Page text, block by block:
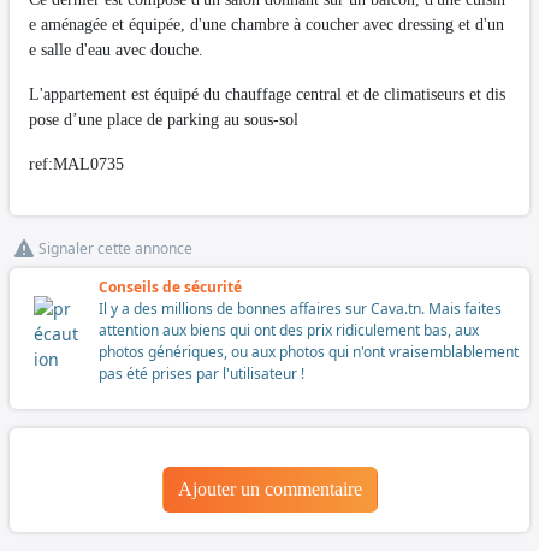
e aménagée et équipée, d'une chambre à coucher avec dressing et d'un
e salle d'eau avec douche.
L'appartement est équipé du chauffage central et de climatiseurs et dis
pose d’une place de parking au sous-sol
ref:MAL0735
Signaler cette annonce
Conseils de sécurité
Il y a des millions de bonnes affaires sur Cava.tn. Mais faites
attention aux biens qui ont des prix ridiculement bas, aux
photos génériques, ou aux photos qui n'ont vraisemblablement
pas été prises par l'utilisateur !
Ajouter un commentaire